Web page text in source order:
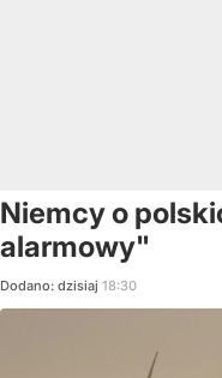
Niemcy o
alarmowy"
Dodano: dzisiaj 18:30